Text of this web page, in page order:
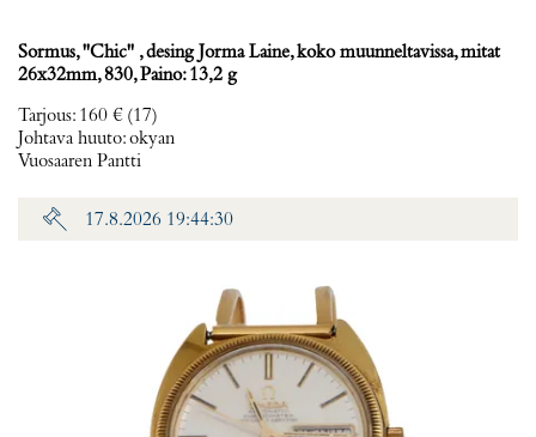
Sormus, ''Chic'' , desing Jorma Laine, koko muunneltavissa, mitat
26x32mm, 830, Paino: 13,2 g
Tarjous: 160 € (17)
Johtava huuto:okyan
Vuosaaren Pantti
17.8.2026 19:44:30